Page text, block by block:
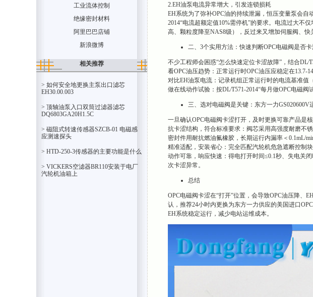
工业流体控制
绝缘密封材料
阿里巴巴店铺
新浪微博
相关推荐
> 如何安全地更换主泵出口滤芯
EH30.00.003
> 顶轴油泵入口双筒过滤器滤芯
DQ6803GA20H1.5C
> 磁阻式转速传感器SZCB-01 电磁感
应测速探头
> HTD-250-3传感器的主要功能是什么
> VICKERS空滤器BR110安装于电厂
汽轮机油箱上
2.EH油泵电流异常增大，引发连锁损耗
EH系统为了弥补OPC油的持续泄漏，恒压变量泵会自
2014“电流超额定值10%需停机”的要求。电流过大不
高、颗粒度降至NAS8级），反过来又增加伺服阀、快
二、3个实用方法：快速判断OPC电磁阀是否
不少工程师会困惑“怎么快速定位卡涩故障”，结合
看OPC油压趋势：正常运行时OPC油压应稳定在13.7-
对比EH油泵电流：记录机组正常运行时的电流基准值
做在线动作试验：按DL∕T571-2014“每月做OPC电磁
三、选对电磁阀是关键：东方一力GS020600V
一旦确认OPC电磁阀卡涩打开，及时更换可靠产品是
抗卡涩结构，符合标准要求：阀芯采用高强度耐磨不
密封件用耐抗燃油氟橡胶，长期运行内漏率＜0.1mL/
精准适配，安装省心：完全匹配汽轮机危急遮断控制
动作可靠，响应快速：得电打开时间≤0.1秒、失电关
次卡涩异常。
总结
OPC电磁阀卡涩在“打开”位置，会导致OPC油压降、
认，推荐24小时内更换为东方一力供应的美国进口
EH系统稳定运行，减少电站运维成本。